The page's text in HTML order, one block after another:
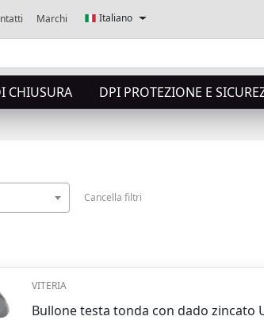
Marchi Italiano
CHIUSURA DPI PROTEZIONE E
Cancella filtri
VITERIA
Bullone testa tonda con dado zincato